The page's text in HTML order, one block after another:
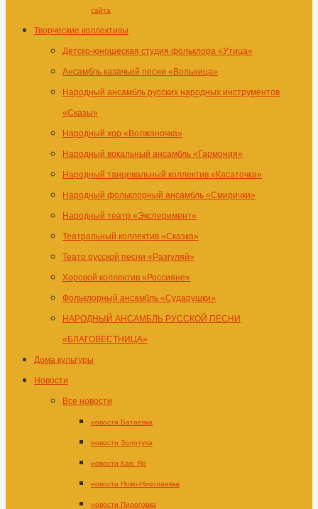
сайта
Творческие коллективы
Детско-юношеская студия фольклора «Утица»
Ансамбль казачьей песни «Вольница»
Народный ансамбль русских народных инструментов
«Сказы»
Народный хор «Волжаночка»
Народный вокальный ансамбль «Гармония»
Народный танцевальный коллектив «Касаточка»
Народный фольклорный ансамбль «Смирички»
Народный театр «Эксперимент»
Театральный коллектив «Сказка»
Театр русской песни «Разгуляй»
Хоровой коллектив «Россияне»
Фольклорный ансамбль «Сударушки»
НАРОДНЫЙ АНСАМБЛЬ РУССКОЙ ПЕСНИ
«БЛАГОВЕСТНИЦА»
Дома культуры
Новости
Все новости
новости Батаевка
новости Золотуха
новости Кап. Яр
новости Ново-Николаевка
новости Пироговка